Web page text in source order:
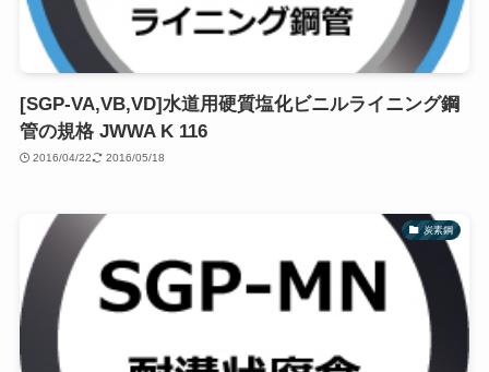
[SGP-VA,VB,VD]水道用硬質塩化ビニルライニング鋼
管の規格 JWWA K 116
2016/04/22 2016/05/18
炭素鋼